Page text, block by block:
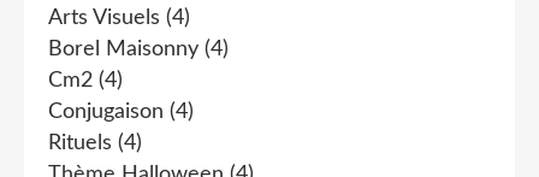
Arts Visuels (4)
Borel Maisonny (4)
Cm2 (4)
Conjugaison (4)
Rituels (4)